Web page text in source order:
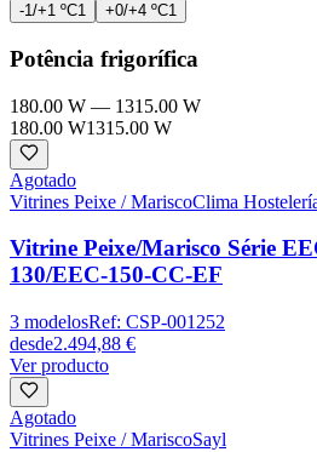
-1/+1 ºC1 +0/+4 ºC1
Potência frigorífica
180.00 W — 1315.00 W
180.00 W1315.00 W
Agotado
Vitrines Peixe / MariscoClima
Vitrine Peixe/Marisco Série
130/EEC-150-CC-EF
3 modelosRef: CSP-001252
desde2.494,88 €
Ver producto
Agotado
Vitrines Peixe / MariscoSayl